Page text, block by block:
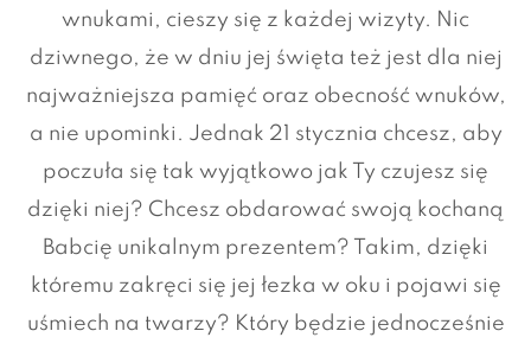
wnukami, cieszy się z każdej wizyty. Nic
dziwnego, że w dniu jej święta też jest dla niej
najważniejsza pamięć oraz obecność wnuków,
a nie upominki. Jednak 21 stycznia chcesz, aby
poczuła się tak wyjątkowo jak Ty czujesz się
dzięki niej? Chcesz obdarować swoją kochaną
Babcię unikalnym prezentem? Takim, dzięki
któremu zakręci się jej łezka w oku i pojawi się
uśmiech na twarzy? Który będzie jednocześnie